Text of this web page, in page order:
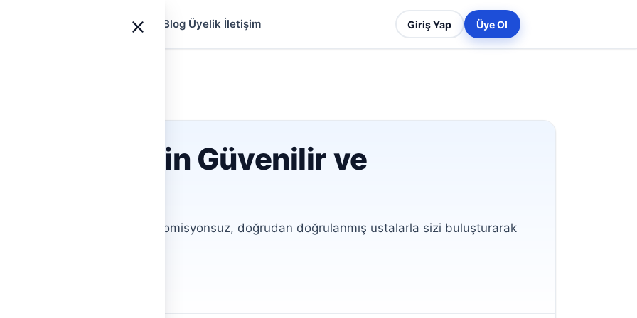
Rehberler Blog Üyelik İletişim Giriş Yap Üye Ol
servisi İçin Güvenilir ve
Usta Bul
Hemen Tesisat, komisyonsuz, doğrudan doğrulanmış ustalarla sizi buluşturarak